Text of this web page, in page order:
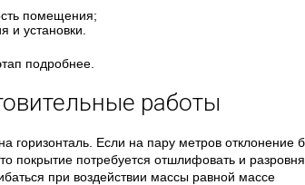
помещения;
и установки.
подробнее.
работы
горизонталь. Если на пару метров отклонение
покрытие потребуется отшлифовать и
при воздействии массы равной массе